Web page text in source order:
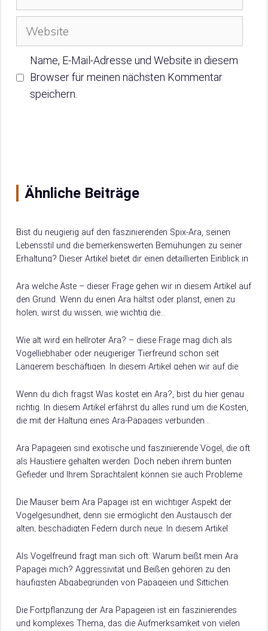
Name, E-Mail-Adresse und Website in diesem
Browser für meinen nächsten Kommentar
speichern.
Ähnliche Beiträge
Bist du neugierig auf den faszinierenden Spix-Ara, seinen
Lebensstil und die bemerkenswerten Bemühungen zu seiner
Erhaltung? Dieser Artikel bietet dir einen detaillierten Einblick in
Ara welche Äste – dieser Frage gehen wir in diesem Artikel auf
den Grund. Wenn du einen Ara hältst oder planst, einen zu
holen, wirst du wissen, wie wichtig die…
Wie alt wird ein hellroter Ara? – diese Frage mag dich als
Vogelliebhaber oder neugieriger Tierfreund schon seit
Längerem beschäftigen. In diesem Artikel gehen wir auf die
Wenn du dich fragst Was kostet ein Ara?, bist du hier genau
richtig. In diesem Artikel erfährst du alles rund um die Kosten,
die mit der Haltung eines Ara-Papageis verbunden…
Ara Papageien sind exotische und faszinierende Vögel, die oft
als Haustiere gehalten werden. Doch neben ihrem bunten
Gefieder und Ihrem Sprachtalent können sie auch Probleme
Die Mauser beim Ara Papagei ist ein wichtiger Aspekt der
Vogelgesundheit, denn sie ermöglicht den Austausch der
alten, beschädigten Federn durch neue. In diesem Artikel
Als Vogelfreund fragt man sich oft: Warum beißt mein Ara
Papagei mich? Aggressivität und Beißen gehören zu den
häufigsten Abgabegründen von Papageien und Sittichen.
Die Fortpflanzung der Ara Papageien ist ein faszinierendes
und komplexes Thema, das die Aufmerksamkeit von vielen